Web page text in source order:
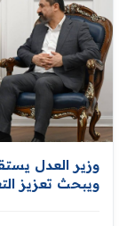
وزير العدل
ويبحث تعزيز